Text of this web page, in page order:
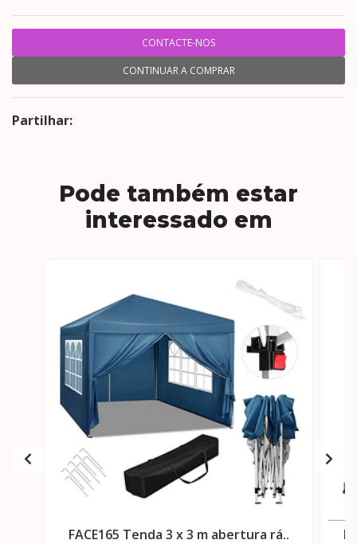
CONTACTE-NOS
CONTINUAR A COMPRAR
Partilhar:
Pode também estar
interessado em
FACE165 Tenda 3 x 3 m abertura rá..